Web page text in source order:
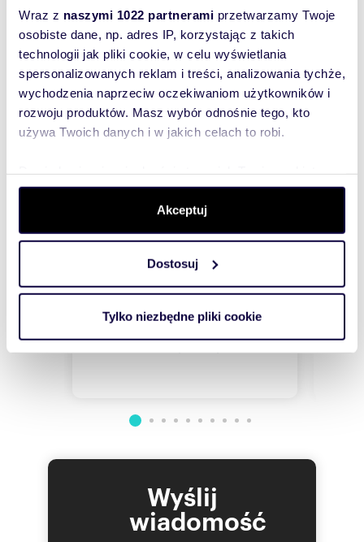
Wraz z naszymi 1022 partnerami przetwarzamy Twoje
osobiste dane, np. adres IP, korzystając z takich
technologii jak pliki cookie, w celu wyświetlania
spersonalizowanych reklam i treści, analizowania tychże,
wychodzenia naprzeciw oczekiwaniom użytkowników i
rozwoju produktów. Masz wybór odnośnie tego, kto
używa Twoich danych i w jakich celach to robi.
dane są przetwarzane oraz ustaw własne preferencje w
. W Deklaracji plików cookie możesz
zmienić lub wycofać swoją zgodę w dowolnej chwili.
Wykorzystujemy pliki cookie do spersonalizowania treści
i reklam, aby oferować funkcje społecznościowe i
korzystasz z naszej witryny, udostępniamy partnerom
Akceptuj
Dostosuj
Tylko niezbędne pliki cookie
Podobne
nieruchomości
57,76m 3 12 102zł/m
699 000 zł
43
699
Wyślij
wiadomość